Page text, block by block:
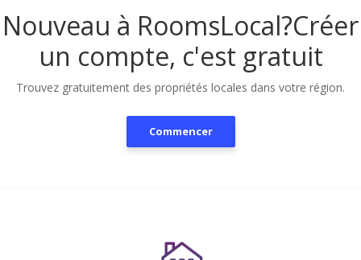
Nouveau à RoomsLocal?Créer
un compte, c'est gratuit
Trouvez gratuitement des propriétés locales dans votre région.
Commencer